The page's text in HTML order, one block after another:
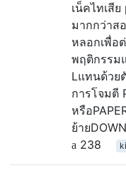
เน็คไทเสี
มากกว่าส
หลอกเพื่อ
พฤติกรรม
Lแทนด้วย
การโจมตี
หรือ
ย้าย
238